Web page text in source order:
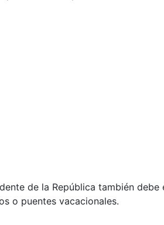
de la República también
o puentes vacacionales.